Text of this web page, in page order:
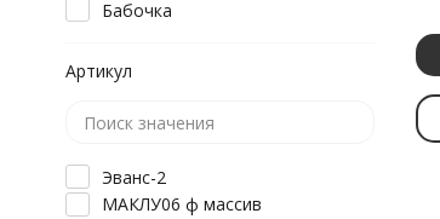
Бабочка
Артикул
Эванс-2
МАКЛУ06 ф массив